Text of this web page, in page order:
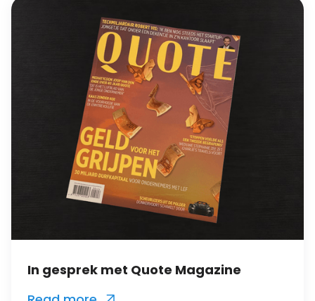
In gesprek met Quote Magazine
